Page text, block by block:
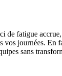
fatigue
vos journées. En
sans